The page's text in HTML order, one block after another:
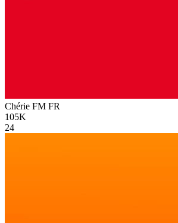
Chérie FM FR
105K
24